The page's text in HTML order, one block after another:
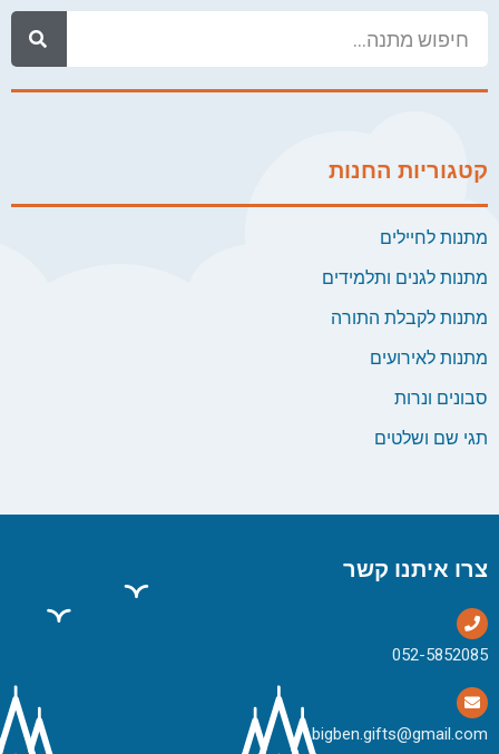
קטגוריות החנות
מתנות לחיילים
מתנות לגנים ותלמידים
מתנות לקבלת התורה
מתנות לאירועים
סבונים ונרות
תגי שם ושלטים
צרו איתנו קשר
bigben.gifts@gmail.com